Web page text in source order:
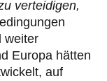
verteidigen,
weiter
Europa hätten
auf